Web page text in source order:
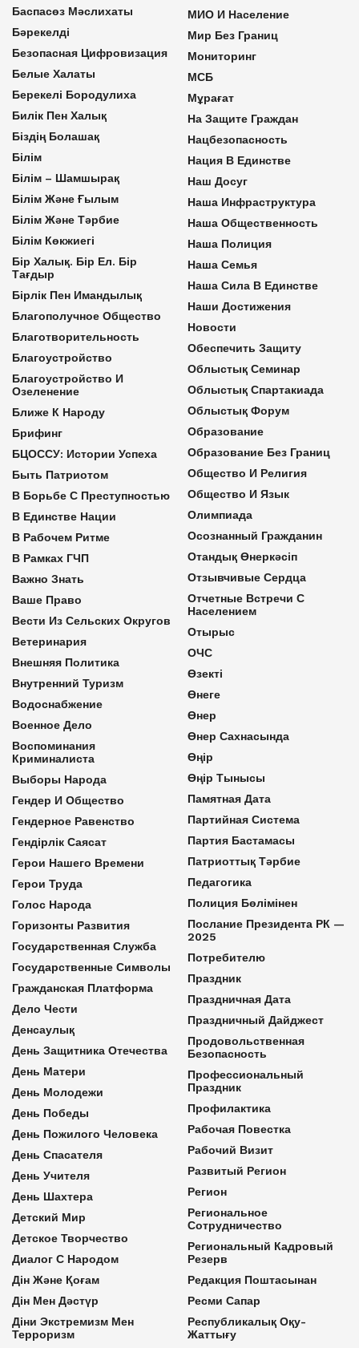
Баспасөз Мәслихаты
Бәрекелді
Безопасная Цифровизация
Белые Халаты
Берекелі Бородулиха
Билік Пен Халық
Біздің Болашақ
Білім
Білім – Шамшырақ
Білім Және Ғылым
Білім Және Тәрбие
Білім Көкжиегі
Бір Халық. Бір Ел. Бір
Тағдыр
Бірлік Пен Имандылық
Благополучное Общество
Благотворительность
Благоустройство
Благоустройство И
Озеленение
Ближе К Народу
Брифинг
БЦОССУ: Истории Успеха
Быть Патриотом
В Борьбе С Преступностью
В Единстве Нации
В Рабочем Ритме
В Рамках ГЧП
Важно Знать
Ваше Право
Вести Из Сельских Округов
Ветеринария
Внешняя Политика
Внутренний Туризм
Водоснабжение
Военное Дело
Воспоминания
Криминалиста
Выборы Народа
Гендер И Общество
Гендерное Равенство
Гендірлік Саясат
Герои Нашего Времени
Герои Труда
Голос Народа
Горизонты Развития
Государственная Служба
Государственные Символы
Гражданская Платформа
Дело Чести
Денсаулық
День Защитника Отечества
День Матери
День Молодежи
День Победы
День Пожилого Человека
День Спасателя
День Учителя
День Шахтера
Детский Мир
Детское Творчество
Диалог С Народом
Дін Және Қоғам
Дін Мен Дәстүр
Діни Экстремизм Мен
Терроризм
МИО И Население
Мир Без Границ
Мониторинг
МСБ
Мұрағат
На Защите Граждан
Нацбезопасность
Нация В Единстве
Наш Досуг
Наша Инфраструктура
Наша Общественность
Наша Полиция
Наша Семья
Наша Сила В Единстве
Наши Достижения
Новости
Обеспечить Защиту
Облыстық Семинар
Облыстық Спартакиада
Облыстық Форум
Образование
Образование Без Границ
Общество И Религия
Общество И Язык
Олимпиада
Осознанный Гражданин
Отандық Өнеркәсіп
Отзывчивые Сердца
Отчетные Встречи С
Населением
Отырыс
ОЧС
Өзекті
Өнеге
Өнер
Өнер Сахнасында
Өңір
Өңір Тынысы
Памятная Дата
Партийная Система
Партия Бастамасы
Патриоттық Тәрбие
Педагогика
Полиция Бөлімінен
Послание Президента РК —
2025
Потребителю
Праздник
Праздничная Дата
Праздничный Дайджест
Продовольственная
Безопасность
Профессиональный
Праздник
Профилактика
Рабочая Повестка
Рабочий Визит
Развитый Регион
Регион
Региональное
Сотрудничество
Региональный Кадровый
Резерв
Редакция Поштасынан
Ресми Сапар
Республикалық Оқу-
Жаттығу